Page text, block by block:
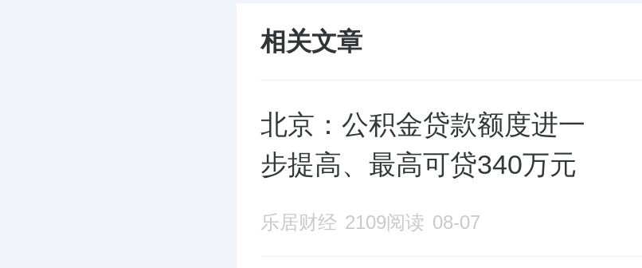
相关文章
北京：公积金贷款额度进一
步提高、最高可贷340万元
乐居财经 2109阅读 08-07